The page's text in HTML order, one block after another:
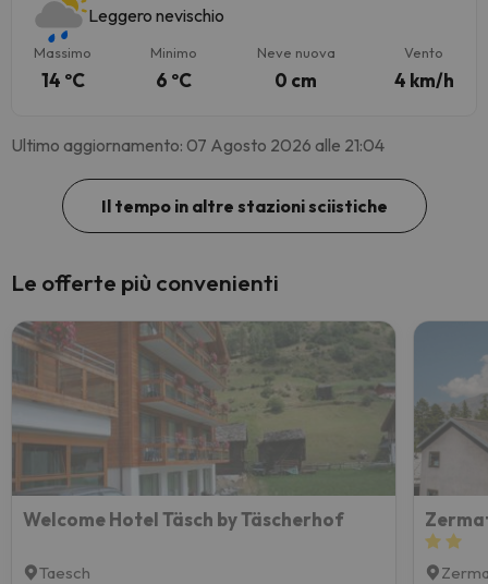
Leggero nevischio
Massimo
14 ºC
Minimo
6 ºC
Neve nuova
0 cm
Vento
4 km/h
Ultimo aggiornamento: 07 Agosto 2026 alle 21:04
Il tempo in altre stazioni sciistiche
Le offerte più convenienti
Welcome Hotel Täsch by Täscherhof
Taesch